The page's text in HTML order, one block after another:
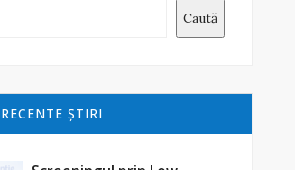
Caută
ŞTIRI